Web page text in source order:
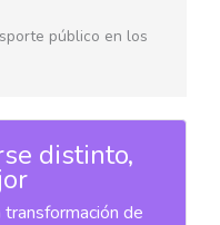
público en los
distinto,
transformación de